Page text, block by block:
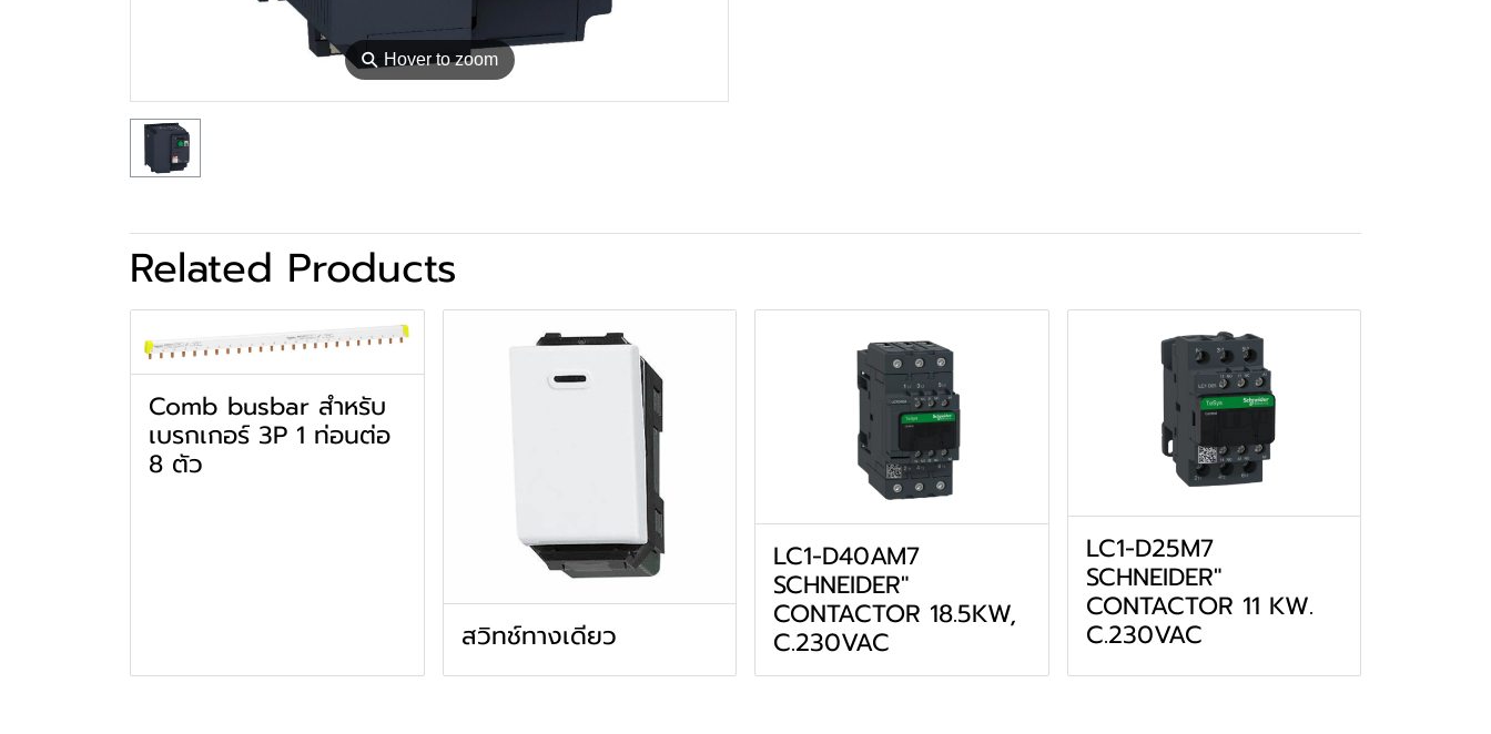
⚲Hover to zoom
Related Products
Comb busbar สำหรับ
เบรกเกอร์ 3P 1 ท่อนต่อ
8 ตัว
สวิทช์ทางเดียว
LC1-D40AM7
SCHNEIDER"
CONTACTOR 18.5KW,
C.230VAC
LC1-D25M7
SCHNEIDER"
CONTACTOR 11 KW.
C.230VAC